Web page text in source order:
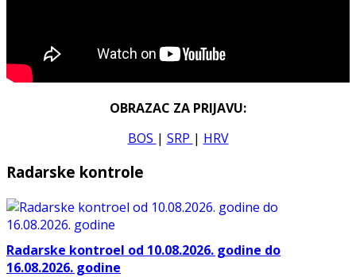
OBRAZAC ZA PRIJAVU:
BOS | SRP | HRV
Radarske kontrole
Radarske kontroel od 10.08.2026. godine do
16.08.2026. godine